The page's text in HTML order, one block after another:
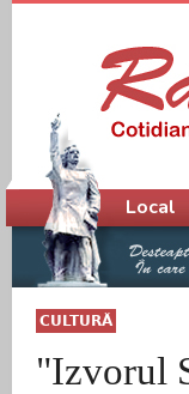
CULTURĂ
"Izvorul
Meniu principal
Local